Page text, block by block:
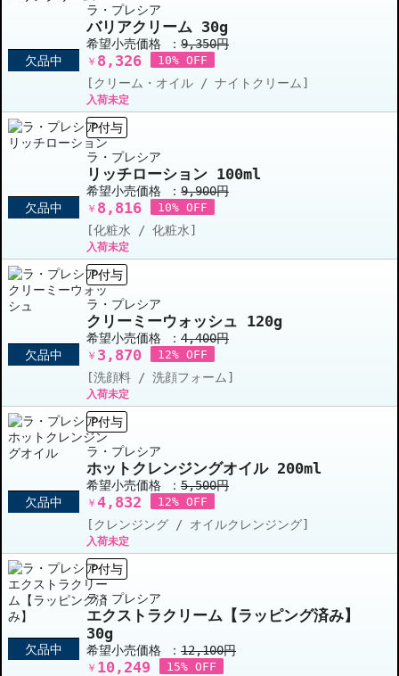
欠品中
ラ・プレシア
バリアクリーム 30g
希望小売価格 ： 9,350円
￥ 8,326 10% OFF
[クリーム・オイル / ナイトクリーム]
入荷未定
欠品中
P付与
ラ・プレシア
リッチローション 100ml
希望小売価格 ： 9,900円
￥ 8,816 10% OFF
[化粧水 / 化粧水]
入荷未定
欠品中
P付与
ラ・プレシア
クリーミーウォッシュ 120g
希望小売価格 ： 4,400円
￥ 3,870 12% OFF
[洗顔料 / 洗顔フォーム]
入荷未定
欠品中
P付与
ラ・プレシア
ホットクレンジングオイル 200ml
希望小売価格 ： 5,500円
￥ 4,832 12% OFF
[クレンジング / オイルクレンジング]
入荷未定
欠品中
P付与
ラ・プレシア
エクストラクリーム【ラッピング済み】
30g
希望小売価格 ： 12,100円
￥ 10,249 15% OFF